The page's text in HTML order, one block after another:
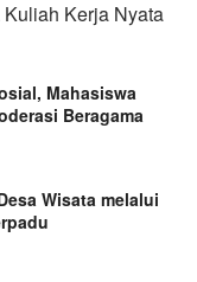
Kerja Nyata
Mahasiswa
Beragama
Wisata melalui